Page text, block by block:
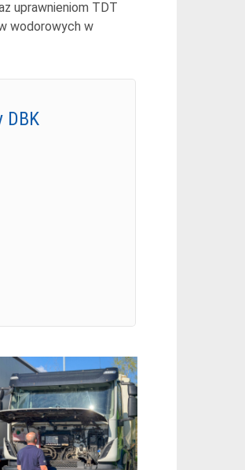
uprawnieniom TDT
wodorowych w
DBK